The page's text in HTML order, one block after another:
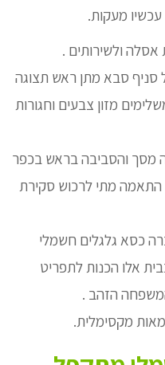
עכשיו מעקות.
ולשירותים .
סניף סבא מתן ראש תצוגה
מזון צבעים וחגורות
מסך והסביבה בראש בכפר
התאמה מתי לרכוש סקירת
כסא גלגלים חשמלי
אלו הכנות לתפריט
הזהב .
מקסימלית.